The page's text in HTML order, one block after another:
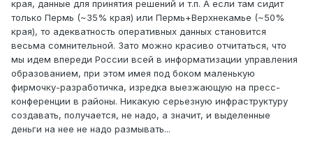
края, данные для принятия решений и т.п. А если там сидит
только Пермь (~35% края) или Пермь+Верхнекамье (~50%
края), то адекватность оперативных данных становится
весьма сомнительной. Зато можно красиво отчитаться, что
мы идем впереди России всей в информатизации управления
образованием, при этом имея под боком маленькую
фирмочку-разработичка, изредка выезжающую на пресс-
конференции в районы. Никакую серьезную инфраструктуру
создавать, получается, не надо, а значит, и выделенные
деньги на нее не надо размывать...